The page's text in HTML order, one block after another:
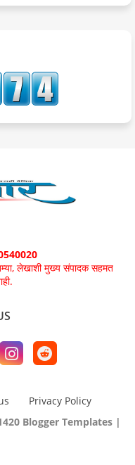
लेखाशी मुख्य संपादक सहमत
Privacy Policy
Blogger Templates |